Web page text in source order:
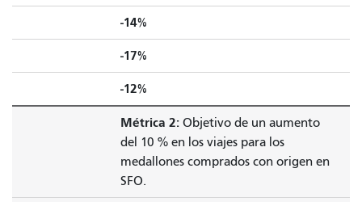
-14%
-17%
-12%
Métrica 2:Objetivo de un aumento
del 10 % en los viajes para los
medallones comprados con origen en
SFO.